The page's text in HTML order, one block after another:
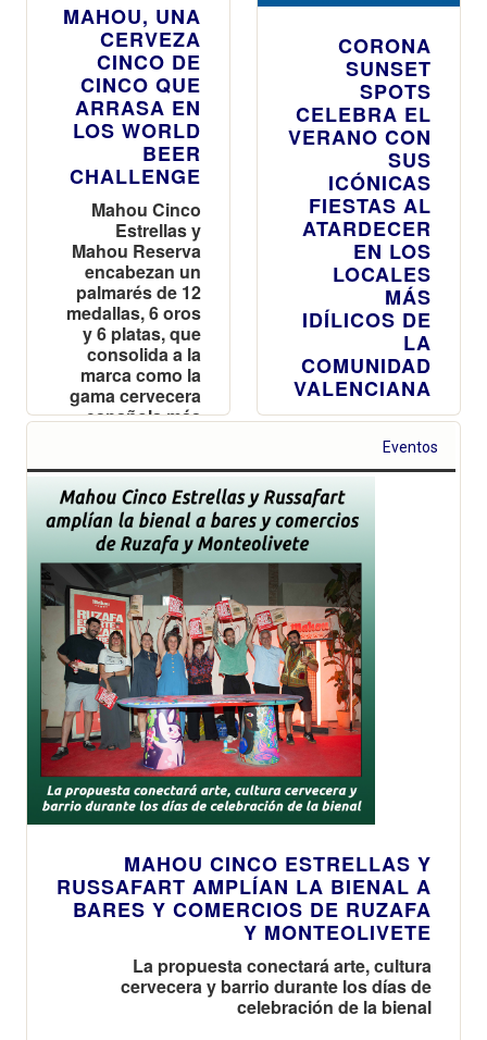
MAHOU, UNA
CERVEZA
CINCO DE
CINCO QUE
ARRASA EN
LOS WORLD
BEER
CHALLENGE
Mahou Cinco
Estrellas y
Mahou Reserva
encabezan un
palmarés de 12
medallas, 6 oros
y 6 platas, que
consolida a la
marca como la
gama cervecera
española más
CORONA
SUNSET
SPOTS
CELEBRA EL
VERANO CON
SUS
ICÓNICAS
FIESTAS AL
ATARDECER
EN LOS
LOCALES
MÁS
IDÍLICOS DE
LA
COMUNIDAD
VALENCIANA
La Comunidad
Valenciana
celebra la
elección de 9
locales idílicos
dentro de la
edición de la
exclusiva guía
que reúne los
100 mejores
locales de toda
España para
disfrutar de la
puesta de sol
Eventos
MAHOU CINCO ESTRELLAS Y
RUSSAFART AMPLÍAN LA BIENAL A
BARES Y COMERCIOS DE RUZAFA
Y MONTEOLIVETE
La propuesta conectará arte, cultura
cervecera y barrio durante los días de
celebración de la bienal